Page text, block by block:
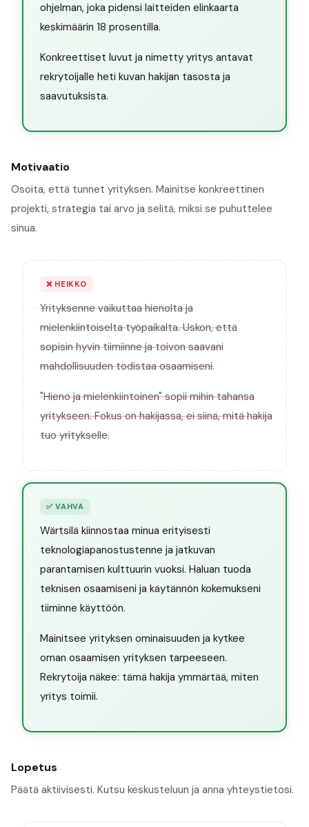
ohjelman, joka pidensi laitteiden elinkaarta
keskimäärin 18 prosentilla.
Konkreettiset luvut ja nimetty yritys antavat
rekrytoijalle heti kuvan hakijan tasosta ja
saavutuksista.
Motivaatio
Osoita, että tunnet yrityksen. Mainitse konkreettinen
projekti, strategia tai arvo ja selitä, miksi se puhuttelee
sinua.
❌HEIKKO
Yrityksenne vaikuttaa hienolta ja
mielenkiintoiselta työpaikalta. Uskon, että
sopisin hyvin tiimiinne ja toivon saavani
mahdollisuuden todistaa osaamiseni.
"Hieno ja mielenkiintoinen" sopii mihin tahansa
yritykseen. Fokus on hakijassa, ei siinä, mitä hakija
tuo yritykselle.
✅VAHVA
Wärtsilä kiinnostaa minua erityisesti
teknologiapanostustenne ja jatkuvan
parantamisen kulttuurin vuoksi. Haluan tuoda
teknisen osaamiseni ja käytännön kokemukseni
tiiminne käyttöön.
Mainitsee yrityksen ominaisuuden ja kytkee
oman osaamisen yrityksen tarpeeseen.
Rekrytoija näkee: tämä hakija ymmärtää, miten
yritys toimii.
Lopetus
Päätä aktiivisesti. Kutsu keskusteluun ja anna yhteystietosi.